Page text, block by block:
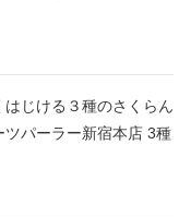
はじける３種のさくらん
パーラー新宿本店 3種